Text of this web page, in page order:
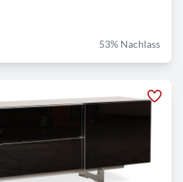
53% Nachlass